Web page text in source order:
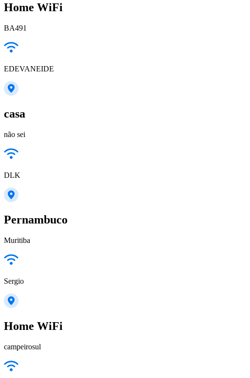
Home WiFi
BA491
EDEVANEIDE
casa
não sei
DLK
Pernambuco
Muritiba
Sergio
Home WiFi
campeirosul